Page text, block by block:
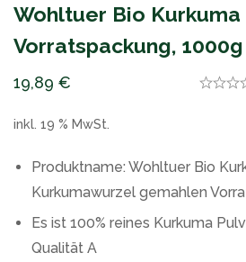
Wohltuer Bio Kurkuma
Vorratspackung, 1000g
19,89 €
inkl. 19 % MwSt.
Produktname: Wohltuer Bio
Kurkumawurzel gemahlen
Es ist 100% reines Kurkuma
Qualität A